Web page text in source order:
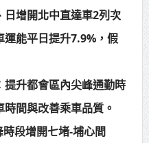
增開北中直達車2列次
能平日提升7.9%，假
升都會區內尖峰通勤時
間與改善乘車品質。
段增開七堵-埔心間